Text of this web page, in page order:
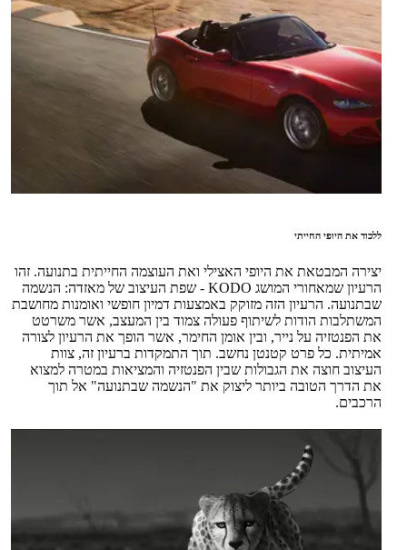
ללכוד את היופי החייתי
יצירה המבטאת את היופי האצילי ואת העוצמה החייתית בתנועה. זהו
הרעיון שמאחורי המושג KODO - שפת העיצוב של מאזדה: הנשמה
שבתנועה. הרעיון הזה מזוקק באמצעות דמיון חופשי ואומנות מחושבת
המשתלבות הודות לשיתוף פעולה צמוד בין המעצב, אשר משרטט
את הפנטזיה על נייר, ובין אומן החימר, אשר הופך את הרעיון לצורה
אמיתית. כל פרט קטנטן נחשב. תוך התמקדות ברעיון זה, צוות
העיצוב חוצה את הגבולות שבין הפנטזיה והמציאות במטרה למצוא
את הדרך הטובה ביותר ליצוק את "הנשמה שבתנועה" אל תוך
הרכבים.